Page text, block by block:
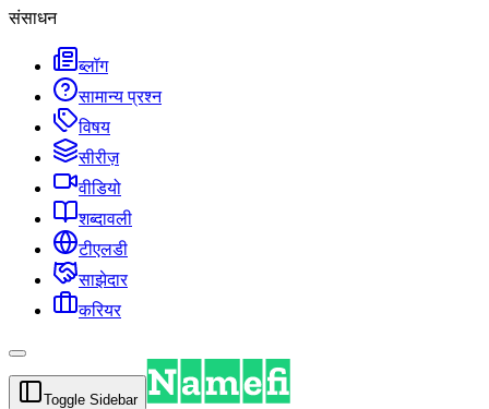
संसाधन
ब्लॉग
सामान्य प्रश्न
विषय
सीरीज़
वीडियो
शब्दावली
टीएलडी
साझेदार
करियर
Toggle Sidebar